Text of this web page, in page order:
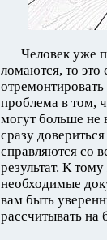
Человек уже
ломаются, то это
проблема в том,
могут больше не
сразу
справляются со
результат. К
необходимые
вам быть
рассчитывать на